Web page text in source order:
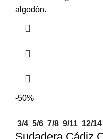
algodón.
-50%
3/4 5/6 7/8 9/11 12/14